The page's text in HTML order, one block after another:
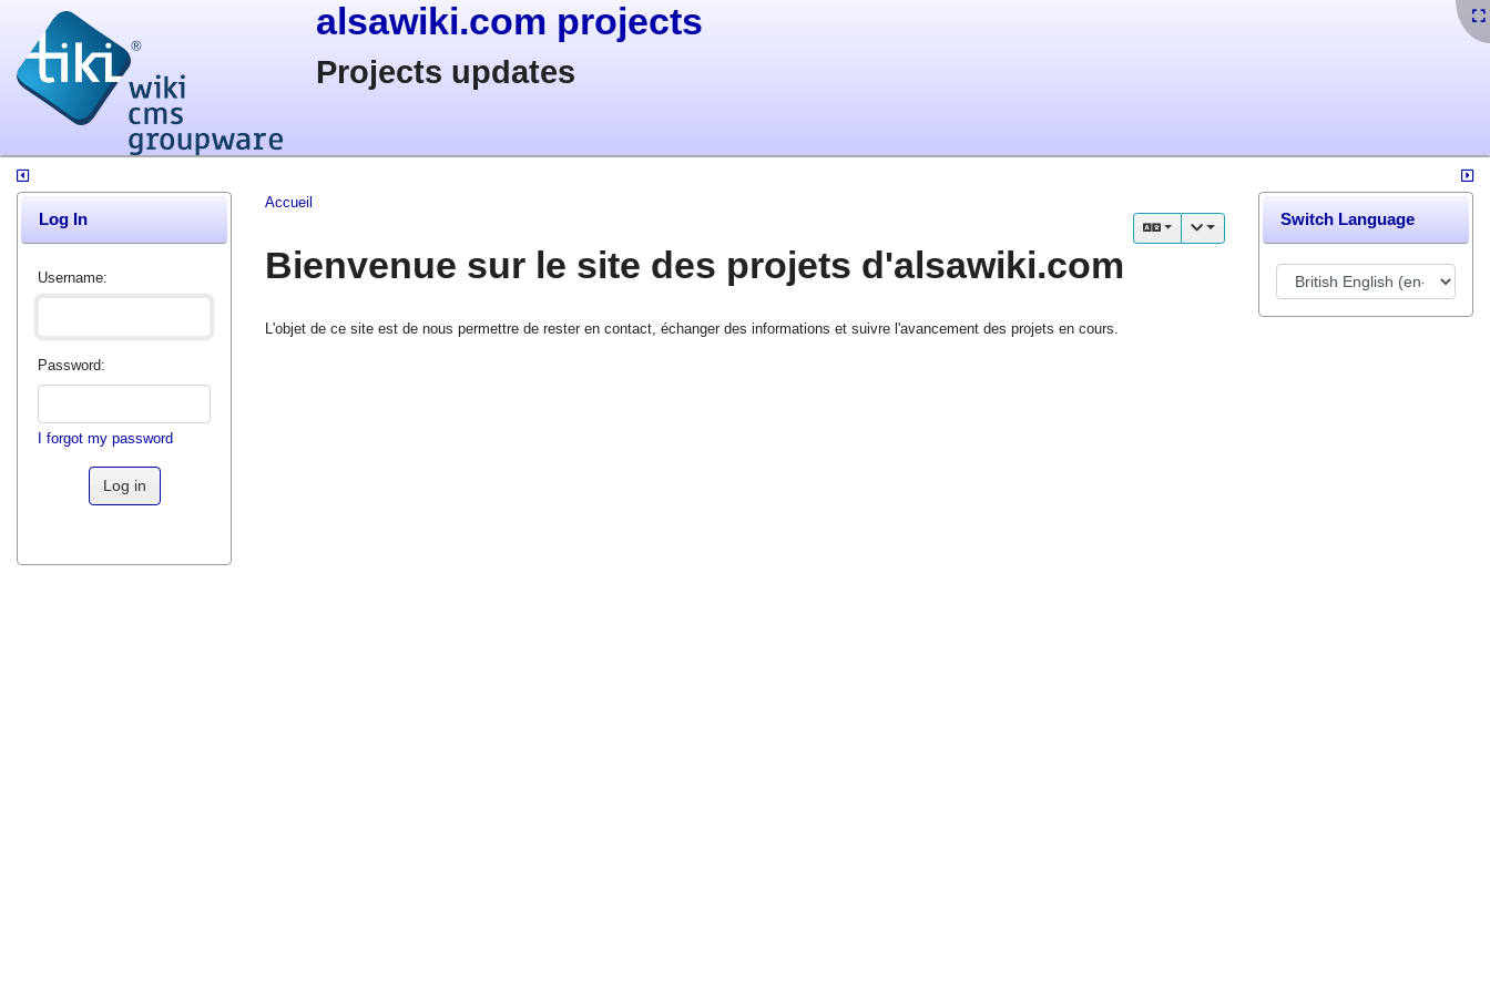
alsawiki.com projects
Projects updates
Accueil
Bienvenue sur le site des projets d'alsawiki.com
L'objet de ce site est de nous permettre de rester en contact, échanger des informations et suivre l'avancement des projets en cours.
Log In
Username:
Password:
I forgot my password
Log in
Switch Language